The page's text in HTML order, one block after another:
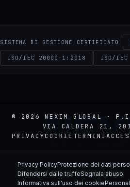
SISTEMA DI GESTIONE CERTIFICATO
ISO/IEC 20000-1:2018 ISO/
© 2026 NEXIM GLOBAL ·
VIA CALDERA 21,
PRIVACYCOOKIE TERMINI
Privacy PolicyProtezione dei dati
Difendersi dalle truffeSegnala abuso
Informativa sull'uso dei cookie